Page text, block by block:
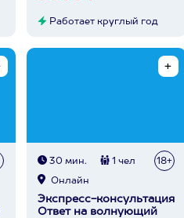
Работает круглый год
30 мин. 1 чел 18+
Онлайн
Экспресс-консультация
Ответ на волнующий